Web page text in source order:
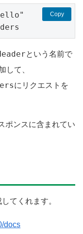
Copy
という名前で
して、
にリクエストを
ポンスに含まれてい
てくれます。
docs